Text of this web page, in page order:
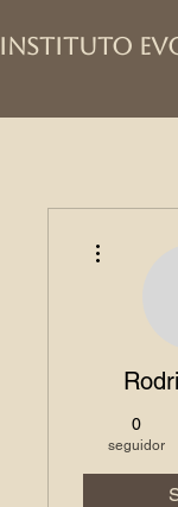
Instituto
0
seguidor